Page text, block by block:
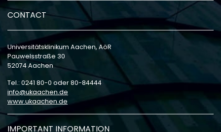
CONTACT
Universitätsklinikum Aachen, AöR
Pauwelsstraße 30
52074 Aachen
Tel.: 0241 80-0 oder 80-84444
info
ukaachen de
www.ukaachen.de
IMPORTANT INFORMATION